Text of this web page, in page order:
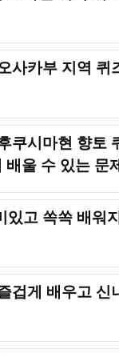
사카부 지역 퀴
쿠시마현 향토
배울 수 있는 문
있고 쏙쏙 배워
겁게 배우고 신